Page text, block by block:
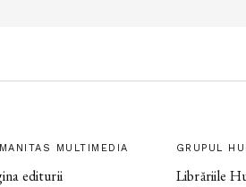
MULTIMEDIA
editurii
GRUPUL
Librăriile